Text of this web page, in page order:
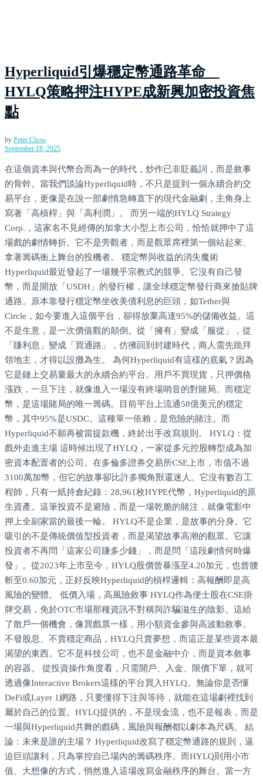
Hyperliquid引爆穩定幣通路革命
HYLQ策略押注HYPE成新興加密投資焦
點
by Peter Chow
September 18, 2025
在這個資本與代幣合而為一的時代，炒作已非貶義詞，而是敘事
的骨幹。當我們談論Hyperliquid時，不只是提到一個永續合約交
易平台，更像是在說一部劇情急轉直下的現代金融劇，主角身上
寫著「高槓桿」與「高利潤」。 而另一端的HYLQ Strategy
Corp.，這家名不見經傳的加拿大小型上市公司，恰恰就押中了這
場戲的劇情轉折。它不是旁觀者，而是觀眾席裡第一個站起來、
拿著籌碼衝上舞台的投機者。 穩定幣與收益的消失魔術
Hyperliquid最近發起了一場幾乎宗教式的競爭。它沒有自己發
幣，而是開放「USDH」的發行權，讓全球穩定幣發行商來搶貼牌
通路。原本靠發行穩定幣坐收美債利息的巨頭，如Tether與
Circle，如今要進入這個平台，卻得放棄高達95%的儲備收益。這
不是生意，是一次價值觀的顛倒。從「擁有」變成「服從」，從
「賺利息」變成「買通路」，仿彿回到封建時代，商人需先跪拜
領地主，才得以設攤為生。 為何Hyperliquid有這樣的底氣？因為
它是鏈上交易量最大的永續合約平台。用戶不買現貨，只押價格
漲跌，一旦下注，就像進入一場沒有終場哨音的對賭局。而穩定
幣，是這場賭局的唯一籌碼。目前平台上流通58億美元的穩定
幣，其中95%是USDC。這種單一依賴，是危險的賭注。而
Hyperliquid不願再被當提款機，終於出手改寫規則。 HYLQ：從
戲外走進主場 這時候出現了HYLQ，一家從多元控股轉型成為加
密資本配置者的公司。在多倫多證券交易所CSE上市，市值不過
3100萬加幣，但它的故事卻比許多獨角獸還迷人。它沒有數百工
程師，只有一紙持倉紀錄：28,961枚HYPE代幣，Hyperliquid的原
生資產。這筆投資不是避險，而是一場乾脆的賭注，就像電影中
押上全副家當的最後一輪。 HYLQ不是企業，是故事的分身。它
吸引的不是傳統價值型投資者，而是渴望故事高潮的觀眾。它讓
投資者不再問「這家公司賺多少錢」，而是問「這段劇情何時爆
發」。從2023年上市至今，HYLQ股價曾暴漲至4.20加元，也曾腰
斬至0.60加元，正好反映Hyperliquid的槓桿邏輯：高報酬即是高
風險的變體。 低價入場，高風險敘事 HYLQ作為便士股在CSE掛
牌交易，免於OTC市場那種資訊不對稱與詐騙滋生的陰影。這給
了散戶一個機會，像買戲票一樣，用小額資金參與高波動敘事。
不發股息、不賣穩定商品，HYLQ只賣夢想，而這正是某些資本最
渴望的東西。它不是科技公司，也不是金融中介，而是資本敘事
的容器。 從投資操作角度看，只需開戶、入金、限價下單，就可
透過像Interactive Brokers這樣的平台買入HYLQ。無論你是否懂
DeFi或Layer 1網路，只要懂得下注與等待，就能在這場劇裡找到
屬於自己的位置。HYLQ提供的，不是現金流，也不是報表，而是
一場與Hyperliquid共舞的戲碼，風險與報酬都以劇本為尺碼。 結
論：未來是誰的主場？ Hyperliquid改寫了穩定幣通路的規則，逼
迫巨頭讓利，只為掌控自己場內的籌碼秩序。而HYLQ則用小市
值、大想像的方式，悄然進入這場改寫金融秩序的舞台。當一方